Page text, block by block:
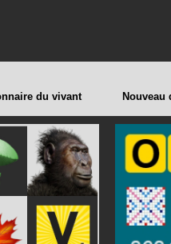
du vivant Nouveau